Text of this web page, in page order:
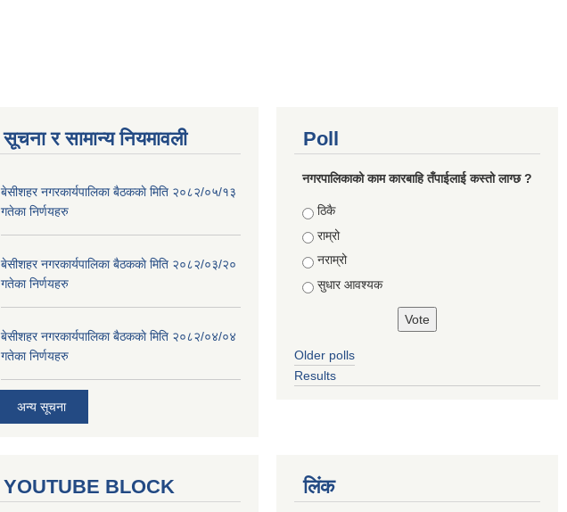
सूचना र सामान्य नियमावली
बे‍‍सीशहर नगरकार्यपालिका बैठककाे मिति २०८२/०५/१३
गतेका निर्णयहरु
बे‍‍सीशहर नगरकार्यपालिका बैठककाे मिति २०८२/०३/२०
गतेका निर्णयहरु
बे‍‍सीशहर नगरकार्यपालिका बैठककाे मिति २०८२/०४/०४
गतेका निर्णयहरु
अन्य सूचना
Poll
नगरपालिकाको काम कारबाहि तँपाईलाई कस्तो लाग्छ ?
Choices
ठिकै
राम्रो
नराम्रो
सुधार आवश्यक
Older polls
Results
YOUTUBE BLOCK लिंक